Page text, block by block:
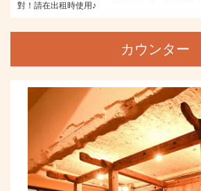
對！請在出租時使用♪
カウンター